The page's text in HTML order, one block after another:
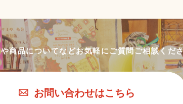
商品についてなどお気軽にご質問ご相談くだ
お問い合わせはこちら